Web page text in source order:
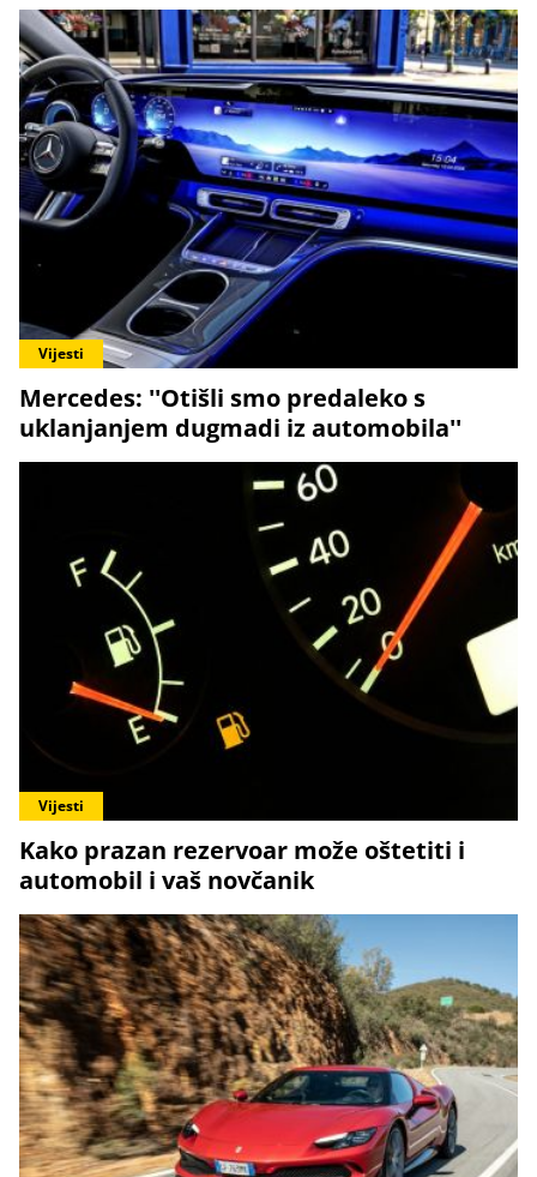
Vijesti
Mercedes: ''Otišli smo predaleko s
uklanjanjem dugmadi iz automobila''
Vijesti
Kako prazan rezervoar može oštetiti i
automobil i vaš novčanik